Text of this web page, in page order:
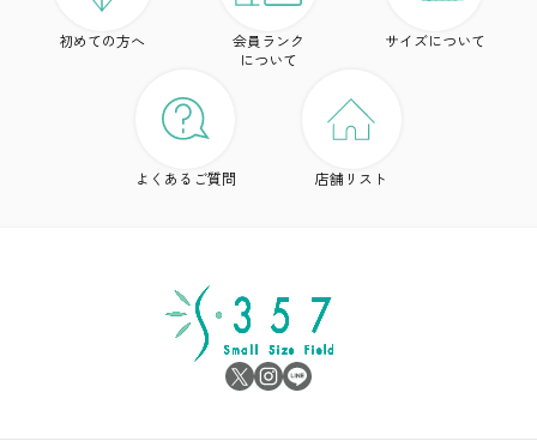
初めての方へ
会員ランク
について
サイズについて
よくあるご質問 店舗リスト